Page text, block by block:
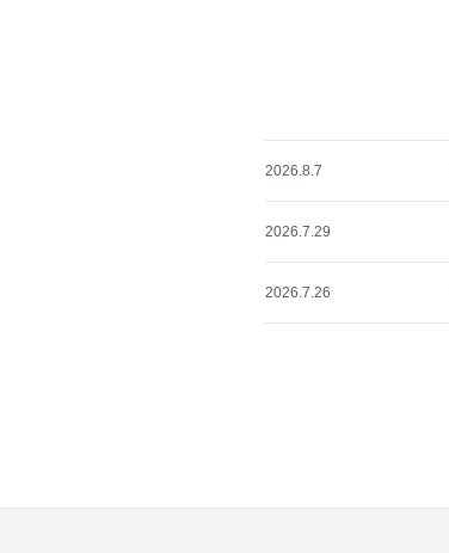
2026.8.7
2026.7.29
2026.7.26